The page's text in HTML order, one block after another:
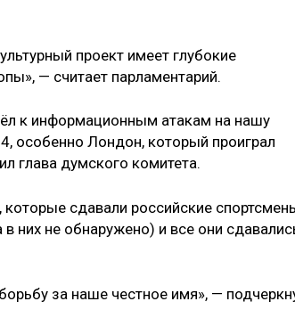
проект имеет глубокие
— считает парламентарий.
к информационным атакам на нашу
особенно Лондон, который проиграл
глава думского комитета.
сдавали российские
них не обнаружено) и все они
за наше честное имя», —